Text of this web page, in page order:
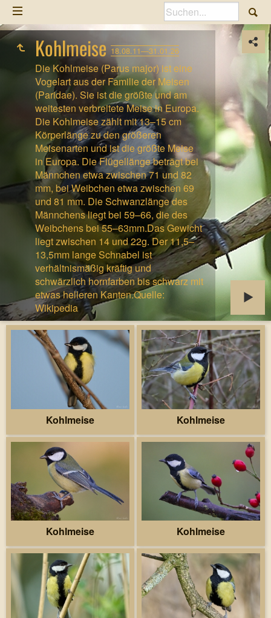
Kohlmeise18.08.11—31.01.26
Die Kohlmeise (Parus major) ist eine
Vogelart aus der Familie der Meisen
(Paridae). Sie ist die größte und am
weitesten verbreitete Meise in Europa.
Die Kohlmeise zählt mit 13–15 cm
Körperlänge zu den größeren
Meisenarten und ist die größte Meise
in Europa. Die Flügellänge beträgt bei
Männchen etwa zwischen 71 und 82
mm, bei Weibchen etwa zwischen 69
und 81 mm. Die Schwanzlänge des
Männchens liegt bei 59–66, die des
Weibchens bei 55–63mm.Das Gewicht
liegt zwischen 14 und 22g. Der 11,5–
13,5mm lange Schnabel ist
verhältnismäßig kräftig und
schwärzlich hornfarben bis schwarz mit
etwas helleren Kanten.Quelle:
Wikipedia
Kohlmeise Kohlmeise
Kohlmeise Kohlmeise